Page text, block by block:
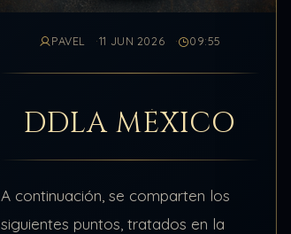
PAVEL 11 JUN 2026 09:55
DDLA MÉXICO
A continuación, se comparten los
siguientes puntos, tratados en la